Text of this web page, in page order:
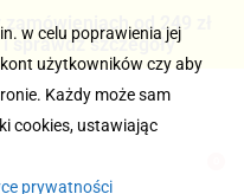
od 249 zł
szczegóły
w celu poprawienia jej
użytkowników czy aby
Każdy może sam
cookies, ustawiając
prywatności